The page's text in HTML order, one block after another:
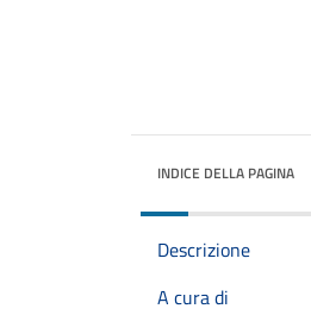
INDICE DELLA PAGINA
Descrizione
A cura di